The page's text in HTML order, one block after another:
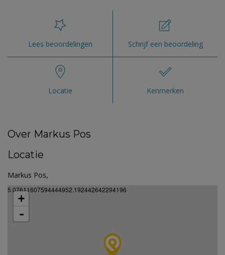
Lees beoordelingen Schrijf een beoordeling
Locatie Kenmerken
Over Markus Pos
Locatie
Markus Pos,
5.07611607594444952.192442642294196
+
-